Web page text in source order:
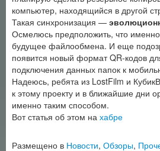
компьютер, находящийся в другой
Такая синхронизация —
Осмелюсь предположить, что
будущее файлообмена. И еще
появится новый формат QR-кодов
подключения данных папок к
Надеюсь, ребята из LostFilm и
к этому проекту и в ближайшие дни
именно таким способом.
Вот статья об этом на хабре
Размещено в Новости, Обзоры,